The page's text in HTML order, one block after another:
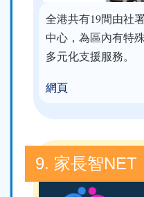
全港共有19間由社
中心，為區內有特
多元化支援服務。
網頁
9. 家長智NET